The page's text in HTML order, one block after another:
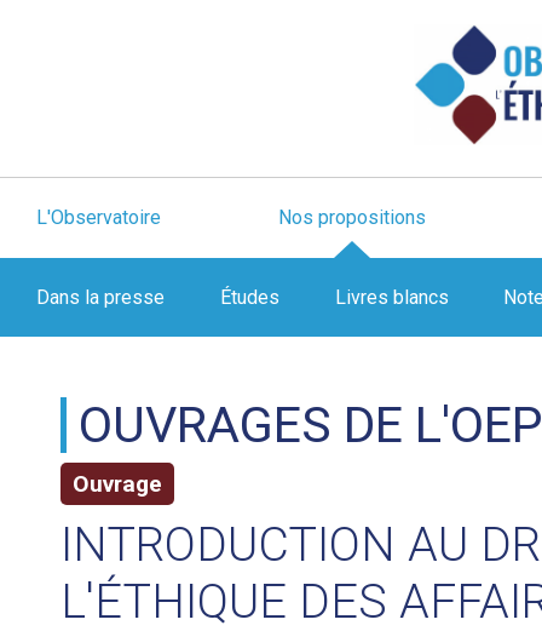
L'Observatoire Nos propositions
Dans la presse Études Livres blancs
OUVRAGES DE L'OEP
Ouvrage
INTRODUCTION AU
L'ÉTHIQUE DES